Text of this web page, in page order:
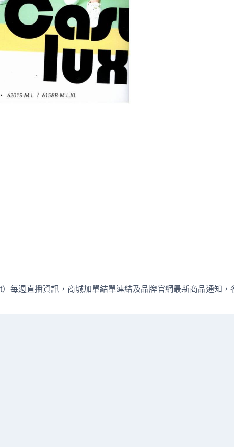
每週直播資訊，商城加單結單連結及品牌官網最新商品通知，